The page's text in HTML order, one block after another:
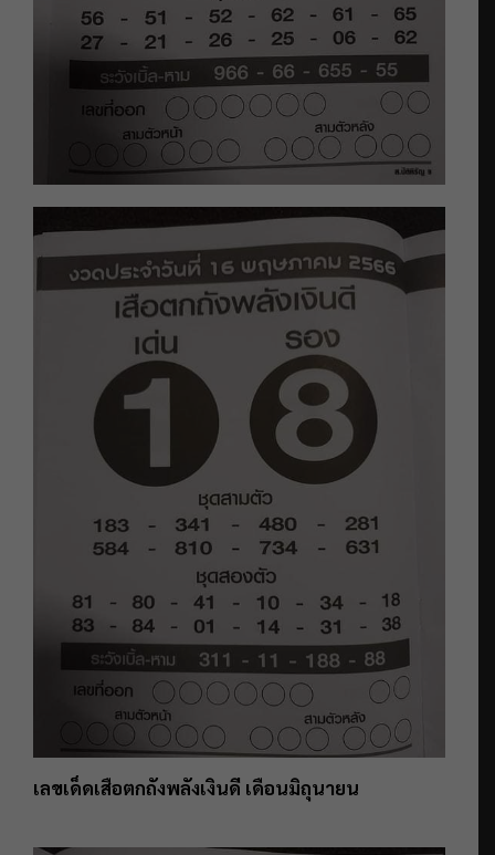
เลขเด็ดเสือตกถังพลังเงินดี เดือนมิถุนายน